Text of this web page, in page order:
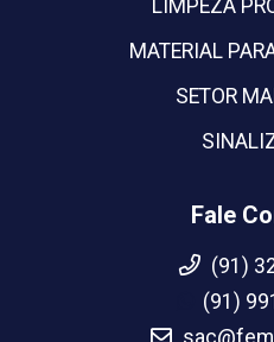
LIMPEZA
MATERIAL
SETOR
Fale
(91)
(91)